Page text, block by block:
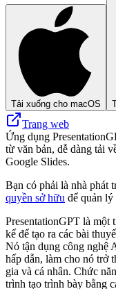
Tải xuống cho macOS
Trang web
Ứng dụng
từ văn bản, dễ dàng tải
Google Slides.
Bạn có phải là nhà phát
quyền sở hữu để quản lý
PresentationGPT là
kế để tạo ra các bài
Nó tận dụng công nghệ
hấp dẫn, làm cho nó trở
gia và cá nhân. Chức
trình tạo trình bày bằng